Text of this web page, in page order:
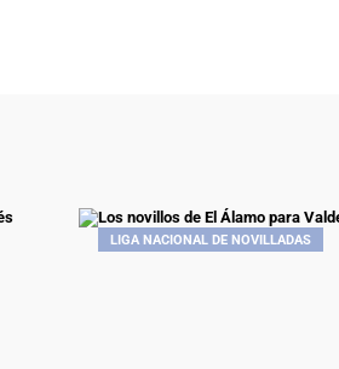
LIGA NACIONAL DE NOVILLADAS